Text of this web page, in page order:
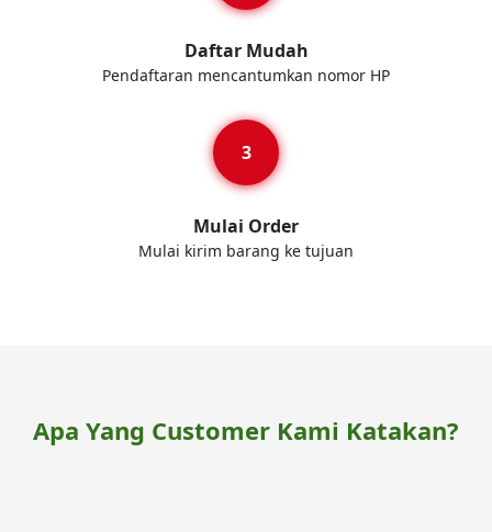
Daftar Mudah
Pendaftaran mencantumkan nomor HP
Mulai Order
Mulai kirim barang ke tujuan
Apa Yang Customer Kami Katakan?